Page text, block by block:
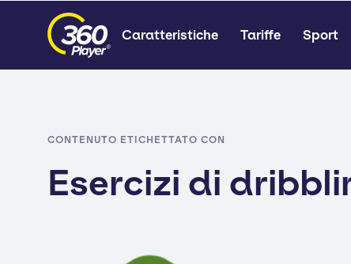
Caratteristiche Tariffe Sport
CONTENUTO ETICHETTATO CON
Esercizi di